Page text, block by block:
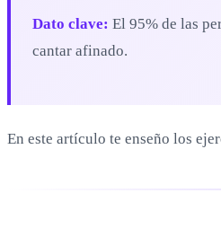
Dato clave: El 95% de las
cantar afinado.
En este artículo te enseño los